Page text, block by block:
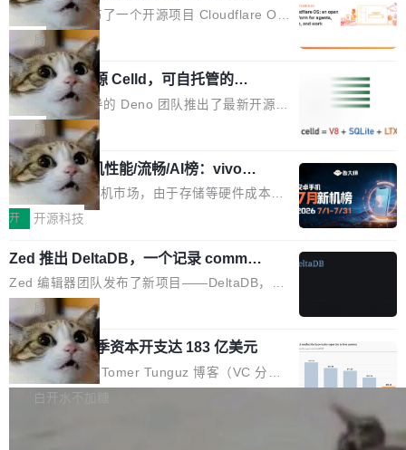
型系统的学术体操，是日常编码的思维方式。 文
章从一个简单的例子切入。一个网站的深色主题
设置，如果用布尔值 + 可空字段来表示——bool
ean 表示是否可切换，nullable 的默认模式、浅
色方案、深色方案——会产生大量无意义的组
合。方案缺了、配置冲突了、全 null 了。要知道
哪些组合有效，作者说，你得靠"文档、校验、或
者部落知识"。 换个写法。Rust 的 enum，两个
变体：Switchable...
dflare OS
Cloudflare 发布了一个开源项目 Cloudflare O
S。如果你只看官方博客，你会觉得这是又一
个"AI 知识库 + 聊天机器人"——每个大厂都在
做，没什么新鲜的。 但 Kenton Varda 在 Twitte
r 上把事情说清楚了： 今天我们发布了 Cloudfla
re OS，一个带连接器的聊天机器人，跟其他所
有科技公司做的一样。只不过，实际上它不一
样。这是 Sandstorm.io 的重制版，我十年前的
那个创业公司。不同的是，这次它构建在 Cloudf
lare Workers 上——我花了九年时间搭建的平台
——并且深度集成了 AI。这基本上是我十年秘密
计划的顶峰。 十年前，Ken...
局
Deno 团队开源 Celld，可自托管的分
布式 Durable Objects
Ryan Dahl 领导的 Deno 团队推出了最新开源项
目 Celld，一个能在自己机器上运行 Cloudflare
Workers 和 Durable Objects 的守护进程。 设
计思路很直接：每个对象是一个独立的 SQLite
数据库，按名称寻址，复制到你自己的 S3 兼容
存储库里。节点之间只通过这个存储库协调——
个小型数据库，应用天然按分片构建，单个数据
库的竞争和爆炸半径问题在设计层面就被消除
了。 闲置的 cell 会休眠到几乎不占资源。当 cel
l 迁移或唤醒时，新宿主从 S3 恢复 SQLite 数据
库继续执行。存储库是持久化的唯一真相...
局
鲁大师7月新机性能/流畅/AI榜：vivo夺
性能、流畅双第一，三星Galaxy Z系列
新折叠缺席
2026年7月的手机市场，由于存储等硬件成本暴
增，手机厂商的日子也不好过啊，新机速度明显
高价的三星折叠（三星Galaxy Z Fold8 Ultra / Z
Fold8 / Z Flip8）外，其余要么是中低端机器，
例如iQOO Z11i、REDMI Note 17、REDMI No
te 17 Pro、OPPO K15，要么是vivo X300 E这
样的次旗舰。 Galaxy Z Fold8 Ultra / Z Fold8 /
Z Flip8三款折叠屏新机均在7月22日发布，且全
部搭载骁龙8 Elite Gen5 for Galaxy，它们本该
开 开源科技
Zed 推出 DeltaDB，一个记录 commit
之间所有操作的版本控制系统
Zed 编辑器团队发布了新项目——DeltaDB，一
个在 git commit 之间记录每一次编辑操作的版
本控制系统。目前处于 Early Access 阶段。 De
ltaDB 的核心思路直接写在 landing page 最显
眼的位置：「Software is made between com
mits」——软件是在 commit 之间写出来的。git
局
SpaceXAI 单季资本开支达 183 亿美元
根据风险投资人Tomer Tunguz 博客（VC 分
析）披露的最新分析与第二季度业绩报告，Spac
白开水不加糖